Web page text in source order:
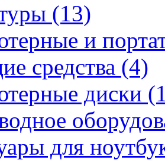
(13)
и
средства (4)
диски
для